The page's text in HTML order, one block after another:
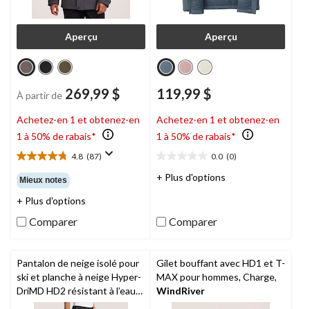
Aperçu
À partir de 269,99 $
Achetez-en 1 et obtenez-en
1 à 50% de rabais*
4.8 (87)
4.8
étoile(s)
sur
5.
87
évaluations
Mieux notes
+ Plus d'options
Comparer
Aperçu
119,99 $
Achetez-en 1 et obtenez-en
1 à 50% de rabais*
0.0 (0)
étoile(s)
+ Plus d'options
Comparer
Pantalon de neige isolé pour
ski et planche à neige Hyper-
DriMD HD2 résistant à l’eau
et perméable à l’air pour
Gilet bouffant avec HD1 et T-
MAX pour hommes, Charge,
WindRiver